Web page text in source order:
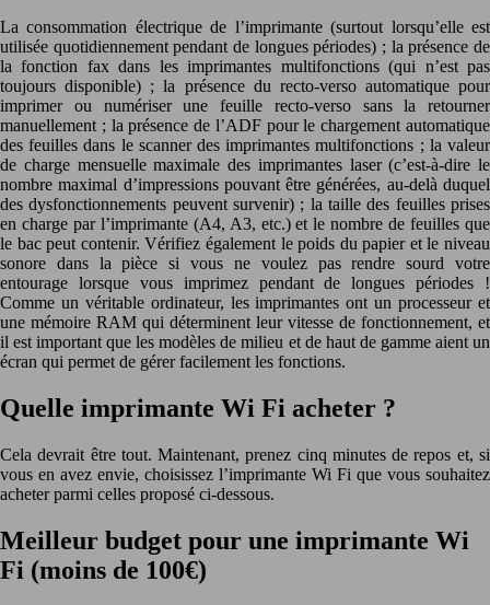
La consommation électrique de l’imprimante (surtout lorsqu’elle est
utilisée quotidiennement pendant de longues périodes) ; la présence de
la fonction fax dans les imprimantes multifonctions (qui n’est pas
toujours disponible) ; la présence du recto-verso automatique pour
imprimer ou numériser une feuille recto-verso sans la retourner
manuellement ; la présence de l’ADF pour le chargement automatique
des feuilles dans le scanner des imprimantes multifonctions ; la valeur
de charge mensuelle maximale des imprimantes laser (c’est-à-dire le
nombre maximal d’impressions pouvant être générées, au-delà duquel
des dysfonctionnements peuvent survenir) ; la taille des feuilles prises
en charge par l’imprimante (A4, A3, etc.) et le nombre de feuilles que
le bac peut contenir. Vérifiez également le poids du papier et le niveau
sonore dans la pièce si vous ne voulez pas rendre sourd votre
entourage lorsque vous imprimez pendant de longues périodes !
Comme un véritable ordinateur, les imprimantes ont un processeur et
une mémoire RAM qui déterminent leur vitesse de fonctionnement, et
il est important que les modèles de milieu et de haut de gamme aient un
écran qui permet de gérer facilement les fonctions.
Quelle imprimante Wi Fi acheter ?
Cela devrait être tout. Maintenant, prenez cinq minutes de repos et, si
vous en avez envie, choisissez l’imprimante Wi Fi que vous souhaitez
acheter parmi celles proposé ci-dessous.
Meilleur budget pour une imprimante Wi
Fi (moins de 100€)